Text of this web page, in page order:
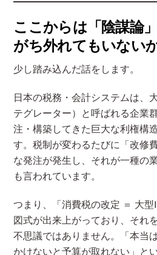
ここからは「陰謀論
がち外れてもいない
少し踏み込んだ話をします。
日本の税務・会計システムは、
テグレーター）と呼ばれる企業
注・構築してきた巨大な利権構
す。税制が変わるたびに「改修
な発注が発生し、それが一種の
も言われています。
つまり、「消費税の改定 ＝ 大型
図式が出来上がっており、それ
不思議ではありません。「本当
かけないと予算が取れない」と